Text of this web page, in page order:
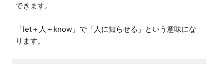
できます。
「let＋人＋know」で「人に知らせる」という意味にな
ります。